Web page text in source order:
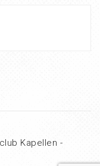
Kapellen -